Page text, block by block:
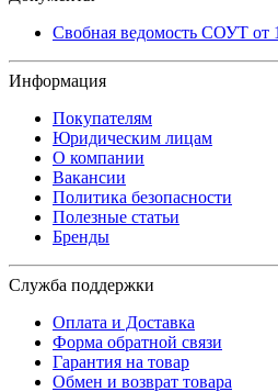
Свобная ведомость СОУТ от
Информация
Покупателям
Юридическим лицам
О компании
Вакансии
Политика безопасности
Полезные статьи
Бренды
Служба поддержки
Оплата и Доставка
Форма обратной связи
Гарантия на товар
Обмен и возврат товара